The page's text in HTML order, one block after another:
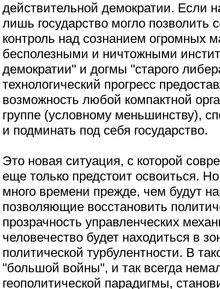
действительной демократии. Если
лишь государство могло позволить
контроль над сознанием огромных
бесполезными и ничтожными
демократии" и догмы "старого
технологический прогресс
возможность любой компактной
группе (условному меньшинству),
и подминать под себя государство.
Это новая ситуация, с которой
еще только предстоит освоиться.
много времени прежде, чем будут
позволяющие восстановить
прозрачность управленческих
человечество будет находиться в
политической турбулентности. В
"большой войны", и так всегда
геополитической парадигмы,